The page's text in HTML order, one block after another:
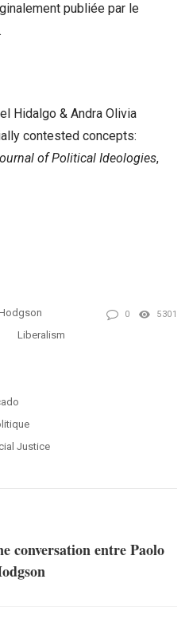
publiée par le
Hidalgo & Andra Olivia
contested concepts:
of Political Ideologies,
Liberalism
Justice
0 5301
conversation entre Paolo